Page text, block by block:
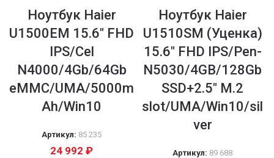
Ноутбук Haier
U1500EM 15.6″ FHD
IPS/Cel
N4000/4Gb/64Gb
eMMC/UMA/5000m
Ah/Win10
Артикул: 85 235
24 992 ₽
Ноутбук Haier
U1510SM (Уценка)
15.6″ FHD IPS/Pen-
N5030/4GB/128Gb
SSD+2.5″ M.2
slot/UMA/Win10/sil
ver
Артикул: 89 688